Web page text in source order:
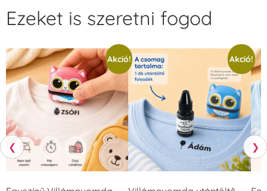
❮
Ezeket is szeretni fogod
Akció! Akció!
❯